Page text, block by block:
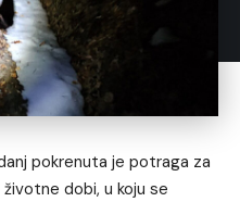
pokrenuta je potraga za
dobi, u koju se